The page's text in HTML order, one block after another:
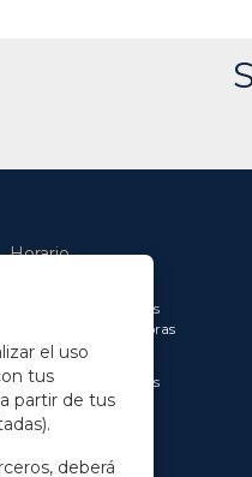
Horario
De 9.00 a 13.30 horas
y de 14.30 a 18.00 horas
Viernes:
De 8.30 a 15.00 horas
el uso
tus
partir de tus
deberá